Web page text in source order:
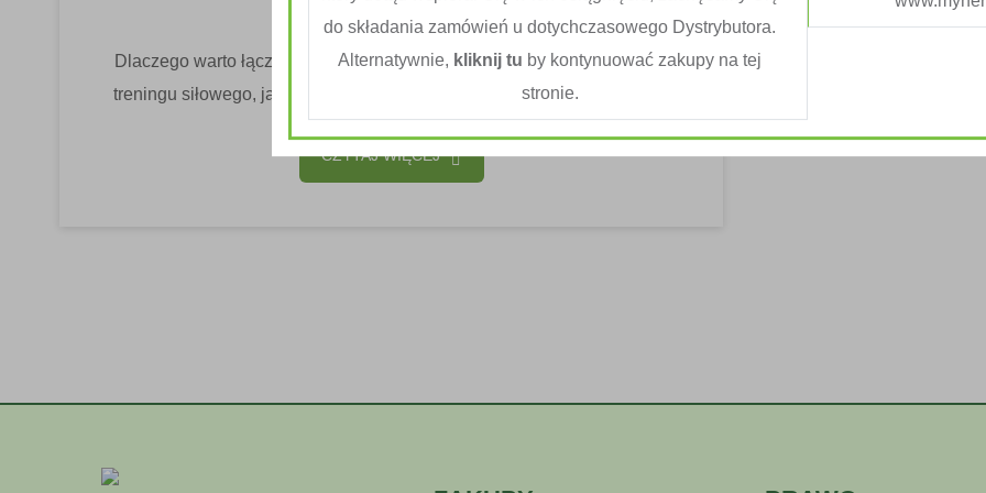
Zdrowie I Sport
Dlaczego warto łączyć trening siłowy i cardio? Wprowadzenie zarówno
treningu siłowego, jak i cardio do planu treningowego może przynieść...
CZYTAJ WIĘCEJ
do składania zamówień u dotychczasowego Dystrybutora.
Alternatywnie, kliknij tu by kontynuować zakupy na tej
stronie.